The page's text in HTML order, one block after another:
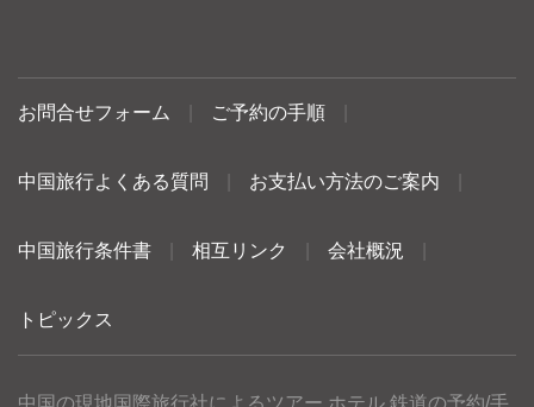
お問合せフォーム ご予約の手順
中国旅行よくある質問 お支払い方法のご案内
中国旅行条件書 相互リンク 会社概況
トピックス
中国の現地国際旅行社によるツアー ホテル 鉄道の予約/手